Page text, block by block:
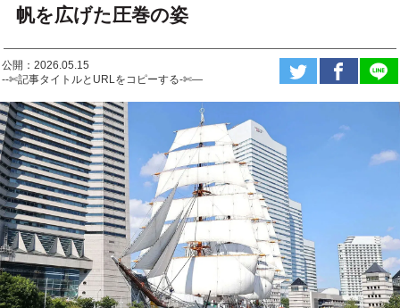
帆を広げた圧巻の姿
公開：2026.05.15
--✄記事タイトルとURLをコピーする-✄—